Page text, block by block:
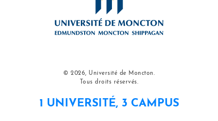
© 2026, Université de Moncton.
Tous droits réservés.
1 UNIVERSITÉ, 3 CAMPUS